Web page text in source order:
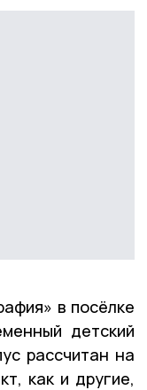
в посёлке
детский
рассчитан на
как и другие,